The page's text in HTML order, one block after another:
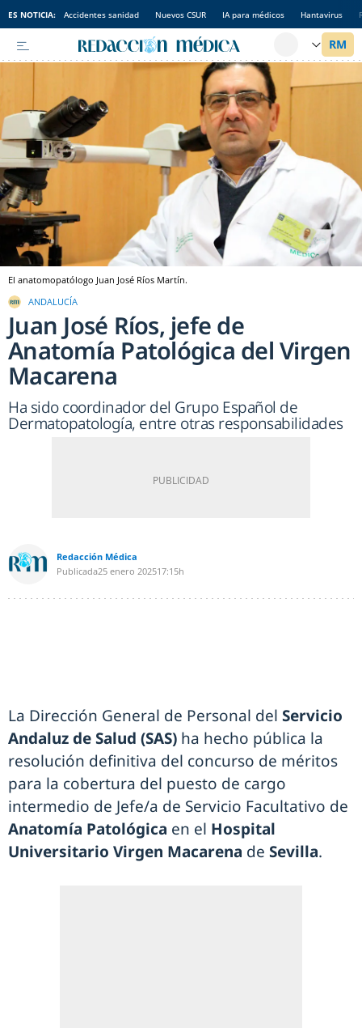
ES NOTICIA: Accidentes sanidad Nuevos CSUR IA para médicos Hantavirus
El anatomopatólogo Juan José Ríos Martín.
ANDALUCÍA
Juan José Ríos, jefe de
Anatomía Patológica del Virgen
Macarena
Ha sido coordinador del Grupo Español de
Dermatopatología, entre otras responsabilidades
Redacción Médica
Publicada25 enero 202517:15h
La Dirección General de Personal del Servicio
Andaluz de Salud (SAS) ha hecho pública la
resolución definitiva del concurso de méritos
para la cobertura del puesto de cargo
intermedio de Jefe/a de Servicio Facultativo de
Anatomía Patológica en el Hospital
Universitario Virgen Macarena de Sevilla.